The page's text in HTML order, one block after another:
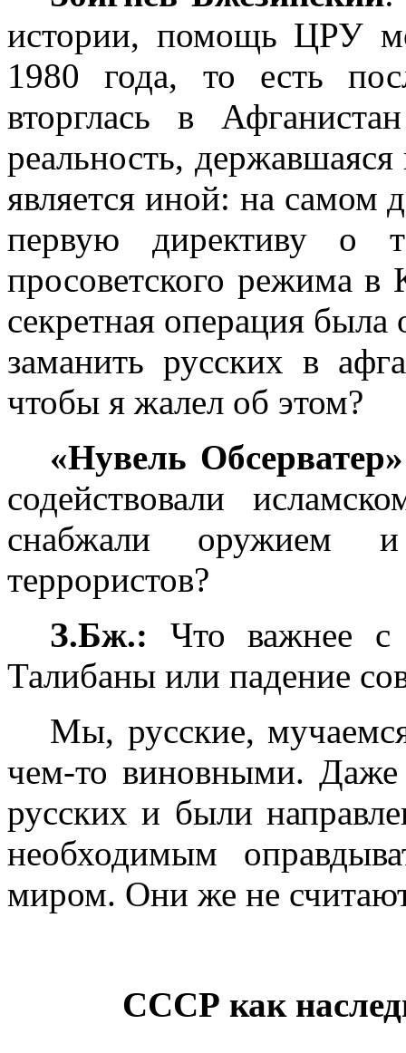
истории, помощь ЦРУ
1980 года, то есть
вторглась в
реальность,
является иной: на самом
первую директиву о
просоветского режима
секретная операция
заманить русских в
чтобы я жалел об этом?
«Нувель
содействовали
снабжали оружием и
террористов?
З.Бж.: Что важнее с
Талибаны или падение
Мы, русские,
чем-то виновными. Даже
русских и были
необходимым
миром. Они же не
СССР как